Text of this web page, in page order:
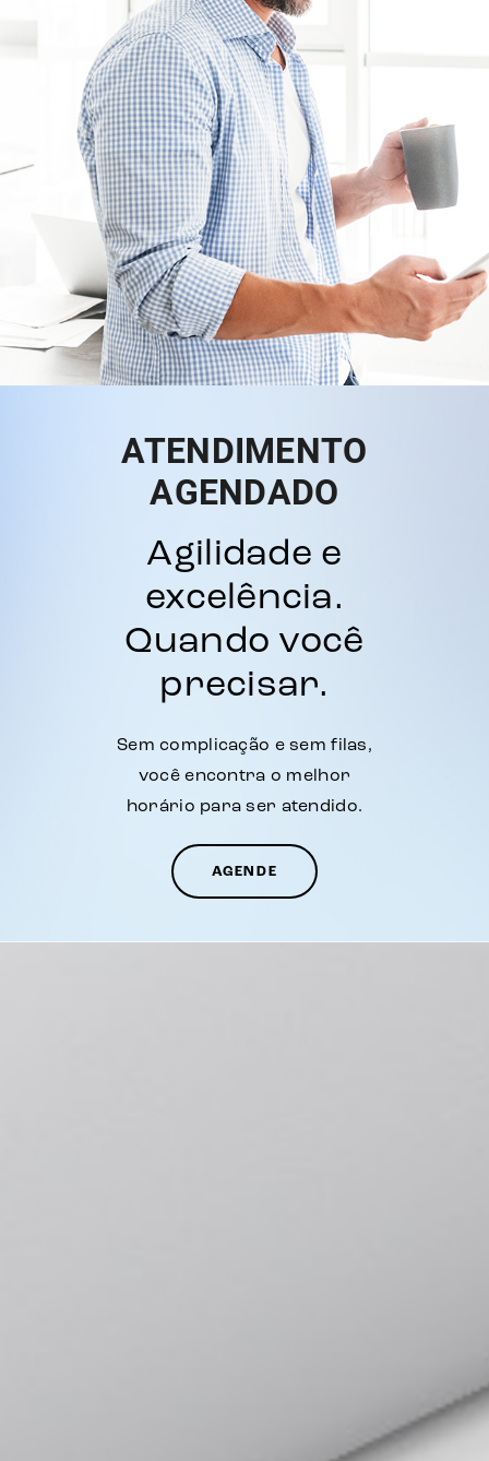
ATENDIMENTO
AGENDADO
Agilidade e
excelência.
Quando você
precisar.
Sem complicação e sem filas,
você encontra o melhor
horário para ser atendido.
AGENDE